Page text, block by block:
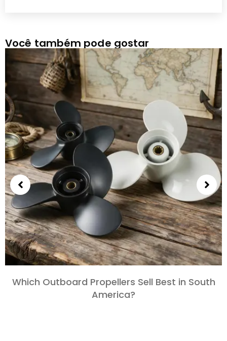
Você também pode gostar
Which Outboard Propellers Sell Best in South
America?